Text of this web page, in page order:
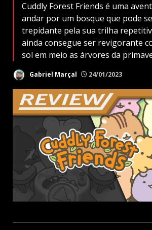
Cuddly Forest Friends é uma
andar por um bosque que pode
trepidante pela sua trilha
ainda consegue ser revigorante
sol em meio as árvores da
Gabriel Marçal 24/01/2023